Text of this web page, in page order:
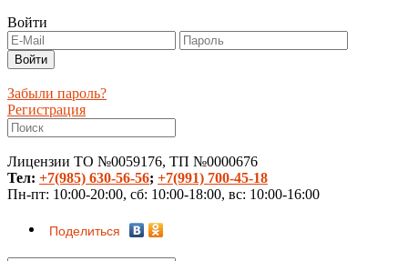
Войти
Забыли пароль?
Регистрация
Лицензии ТО №0059176, ТП №0000676
Тел: +7(985) 630-56-56; +7(991) 700-45-18
Пн-пт: 10:00-20:00, сб: 10:00-18:00, вс: 10:00-16:00
Поделиться